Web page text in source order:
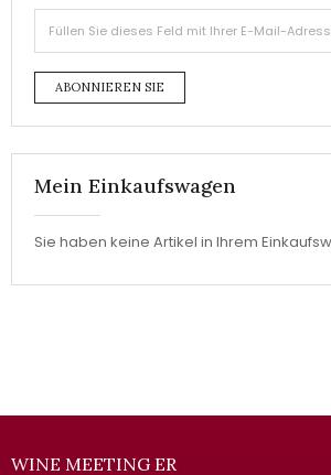
ABONNIEREN SIE
Mein Einkaufswagen
Sie haben keine Artikel in Ihrem
WINE MEETING ER